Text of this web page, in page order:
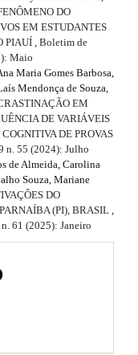
DO
EM ESTUDANTES
PIAUÍ , Boletim de
Maio
Maria Gomes Barbosa,
Mendonça de Souza,
EM
DE VARIÁVEIS
DE PROVAS
n. 55 (2024): Julho
de Almeida, Carolina
Souza, Mariane
DO
(PI), BRASIL ,
61 (2025): Janeiro